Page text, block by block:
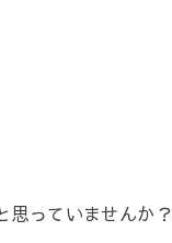
思っていませんか？